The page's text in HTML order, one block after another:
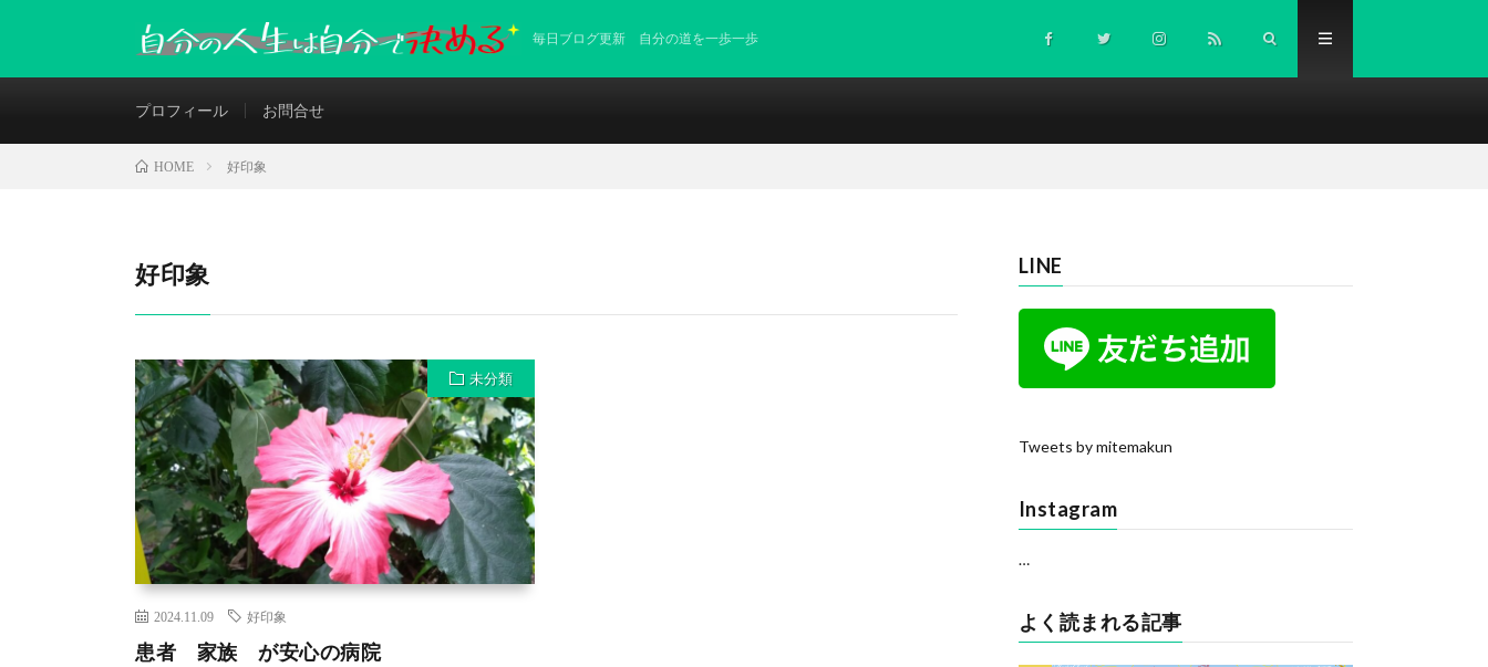
毎日ブログ更新 自分の道を一歩一歩
プロフィール お問合せ
HOME 好印象
好印象
未分類
2024.11.09 好印象
患者 家族 が安心の病院
LINE
Tweets by mitemakun
Instagram
…
よく読まれる記事